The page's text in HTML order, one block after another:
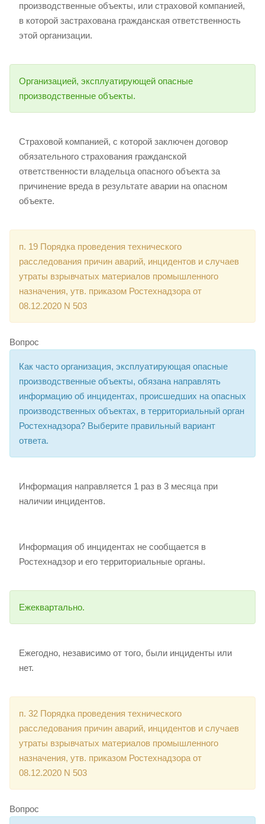
производственные объекты, или страховой компанией,
в которой застрахована гражданская ответственность
этой организации.
Организацией, эксплуатирующей опасные
производственные объекты.
Страховой компанией, с которой заключен договор
обязательного страхования гражданской
ответственности владельца опасного объекта за
причинение вреда в результате аварии на опасном
объекте.
п. 19 Порядка проведения технического
расследования причин аварий, инцидентов и случаев
утраты взрывчатых материалов промышленного
назначения, утв. приказом Ростехнадзора от
08.12.2020 N 503
Вопрос
Как часто организация, эксплуатирующая опасные
производственные объекты, обязана направлять
информацию об инцидентах, происшедших на опасных
производственных объектах, в территориальный орган
Ростехнадзора? Выберите правильный вариант
ответа.
Информация направляется 1 раз в 3 месяца при
наличии инцидентов.
Информация об инцидентах не сообщается в
Ростехнадзор и его территориальные органы.
Ежеквартально.
Ежегодно, независимо от того, были инциденты или
нет.
п. 32 Порядка проведения технического
расследования причин аварий, инцидентов и случаев
утраты взрывчатых материалов промышленного
назначения, утв. приказом Ростехнадзора от
08.12.2020 N 503
Вопрос